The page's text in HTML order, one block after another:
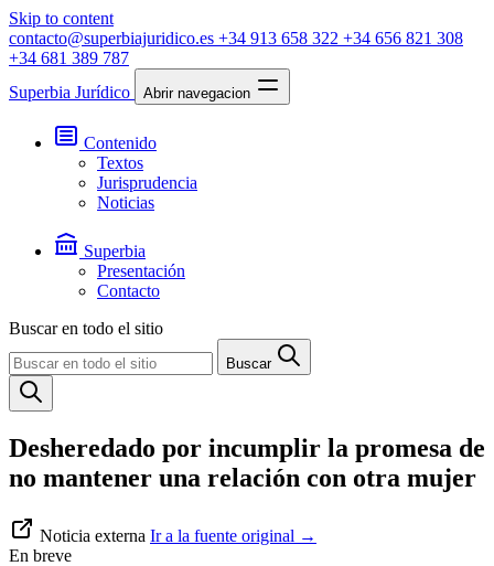
Skip to content
contacto@superbiajuridico.es +34 913 658 322 +34 656 821 308
+34 681 389 787
Superbia Jurídico
Abrir navegacion
Contenido
Textos
Jurisprudencia
Noticias
Superbia
Presentación
Contacto
Buscar en todo el sitio
Buscar
Desheredado por incumplir la promesa de
no mantener una relación con otra mujer
Noticia externa Ir a la fuente original →
En breve